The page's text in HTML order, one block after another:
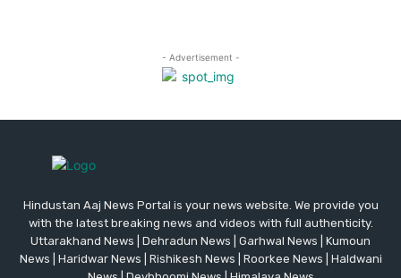
Hindustan Aaj News Portal is your news website. We provide you
with the latest breaking news and videos with full authenticity.
Uttarakhand News | Dehradun News | Garhwal News | Kumoun
News | Haridwar News | Rishikesh News | Roorkee News | Haldwani